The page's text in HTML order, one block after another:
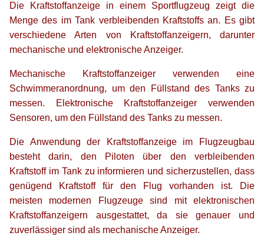
Die Kraftstoffanzeige in einem Sportflugzeug zeigt die
Menge des im Tank verbleibenden Kraftstoffs an. Es gibt
verschiedene Arten von Kraftstoffanzeigern, darunter
mechanische und elektronische Anzeiger.
Mechanische Kraftstoffanzeiger verwenden eine
Schwimmeranordnung, um den Füllstand des Tanks zu
messen. Elektronische Kraftstoffanzeiger verwenden
Sensoren, um den Füllstand des Tanks zu messen.
Die Anwendung der Kraftstoffanzeige im Flugzeugbau
besteht darin, den Piloten über den verbleibenden
Kraftstoff im Tank zu informieren und sicherzustellen, dass
genügend Kraftstoff für den Flug vorhanden ist. Die
meisten modernen Flugzeuge sind mit elektronischen
Kraftstoffanzeigern ausgestattet, da sie genauer und
zuverlässiger sind als mechanische Anzeiger.